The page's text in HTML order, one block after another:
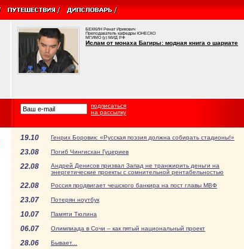
БЕККИН Ренат Ирикович
Преподаватель кафедры ЮНЕСКО
МГИМО (у) МИД РФ
Ислам от монаха Багиры: модная книга о шариате
подписаться
на рассылку
19.10 Генрих Боровик: «Русская поэзия должна собирать стадионы!»
23.08 Погиб Чингисхан Гуцериев
22.08
Андрей Денисов призвал Запад не транжирить деньги на
энергетические проекты с сомнительной рентабельностью
22.08 Россия продвигает чешского банкира на пост главы МВФ
23.07 Потерян ноутбук
10.07 Памяти Тюлина
06.07 Олимпиада в Сочи – как пятый национальный проект
28.06 Бывает...